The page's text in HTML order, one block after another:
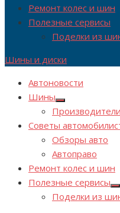
Ремонт колес и шин
Полезные сервисы
Поделки из
Шины и диски
Автоновости
Шины
Показывать
подменю
Советы
Обзоры авто
Автоправо
Ремонт колес и шин
Полезные сервисы
Поделки из